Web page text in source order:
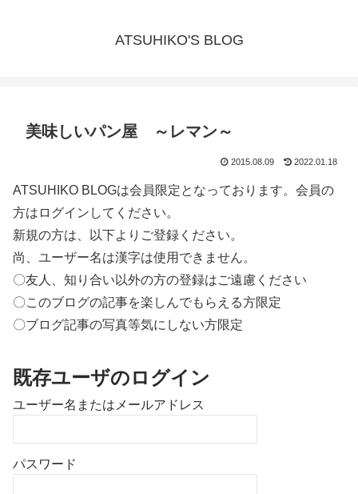
ATSUHIKO'S BLOG
美味しいパン屋 ～レマン～
2015.08.09 2022.01.18
ATSUHIKO BLOGは会員限定となっております。会員の
方はログインしてください。
新規の方は、以下よりご登録ください。
尚、ユーザー名は漢字は使用できません。
〇友人、知り合い以外の方の登録はご遠慮ください
〇このブログの記事を楽しんでもらえる方限定
〇ブログ記事の写真等気にしない方限定
既存ユーザのログイン
ユーザー名またはメールアドレス
パスワード